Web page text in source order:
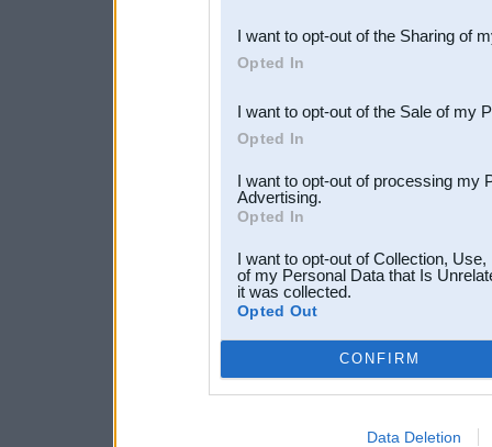
Downstream Participants
third parties.
I want to opt-out of the Sharing of
Opted In
I want to opt-out of the Sale of my
Opted In
I want to opt-out of processing my
Advertising.
Opted In
I want to opt-out of Collection,
of my Personal Data that Is
it was collected.
Opted Out
CONFIRM
Data Deletion